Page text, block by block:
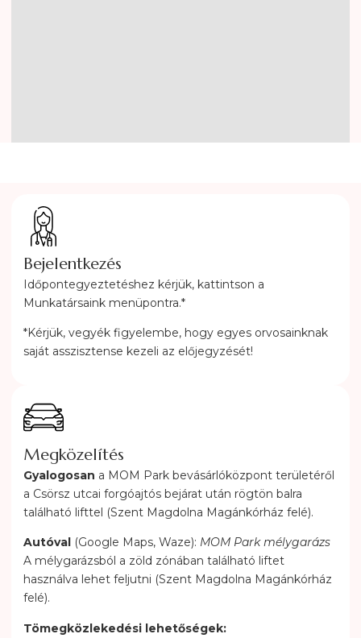
Bejelentkezés
Időpontegyeztetéshez kérjük, kattintson a
Munkatársaink menüpontra.*
*Kérjük, vegyék figyelembe, hogy egyes orvosainknak
saját asszisztense kezeli az előjegyzését!
Megközelítés
Gyalogosan a MOM Park bevásárlóközpont területéről
a Csörsz utcai forgóajtós bejárat után rögtön balra
található lifttel (Szent Magdolna Magánkórház felé).
Autóval (Google Maps, Waze): MOM Park mélygarázs
A mélygarázsból a zöld zónában található liftet
használva lehet feljutni (Szent Magdolna Magánkórház
felé).
Tömegközlekedési lehetőségek: